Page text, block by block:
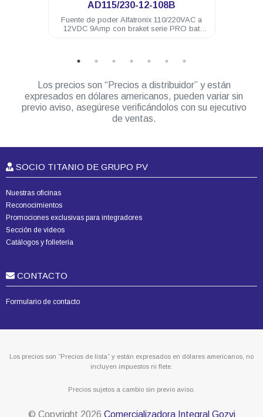
AD115/230-12-108B
Fuente de poder Alfatronix 110/220VAC a
12VDC 9Amp con braket serie PRO bat
Los precios son “Precios a distribuidor” y están
expresados en dólares americanos, pueden variar sin
previo aviso, asegúrese verificándolos con su ejecutivo
de ventas.
SOCIO TITANIO DE GRUPO PV
Nuestras oficinas
Reconocimientos
Promociones exclusivas para integradores
Sección de videos
Catálogos y folletería
CONTACTO
Formulario de contacto
Los precios son “Precios de lista” y están expresados en dólares americanos, no
incluyen impuestos ni flete.
Precios sujetos a cambio sin previo aviso.
© Copyright 2026 Comercializadora Integral Gozvi